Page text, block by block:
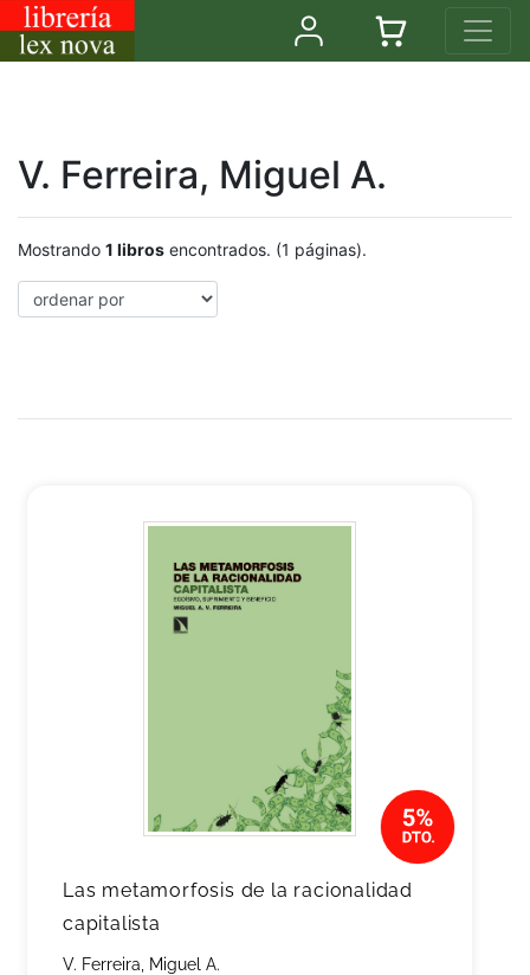
V. Ferreira, Miguel A.
Mostrando 1 libros encontrados. (1 páginas).
Las metamorfosis de la racionalidad
capitalista
V. Ferreira, Miguel A.